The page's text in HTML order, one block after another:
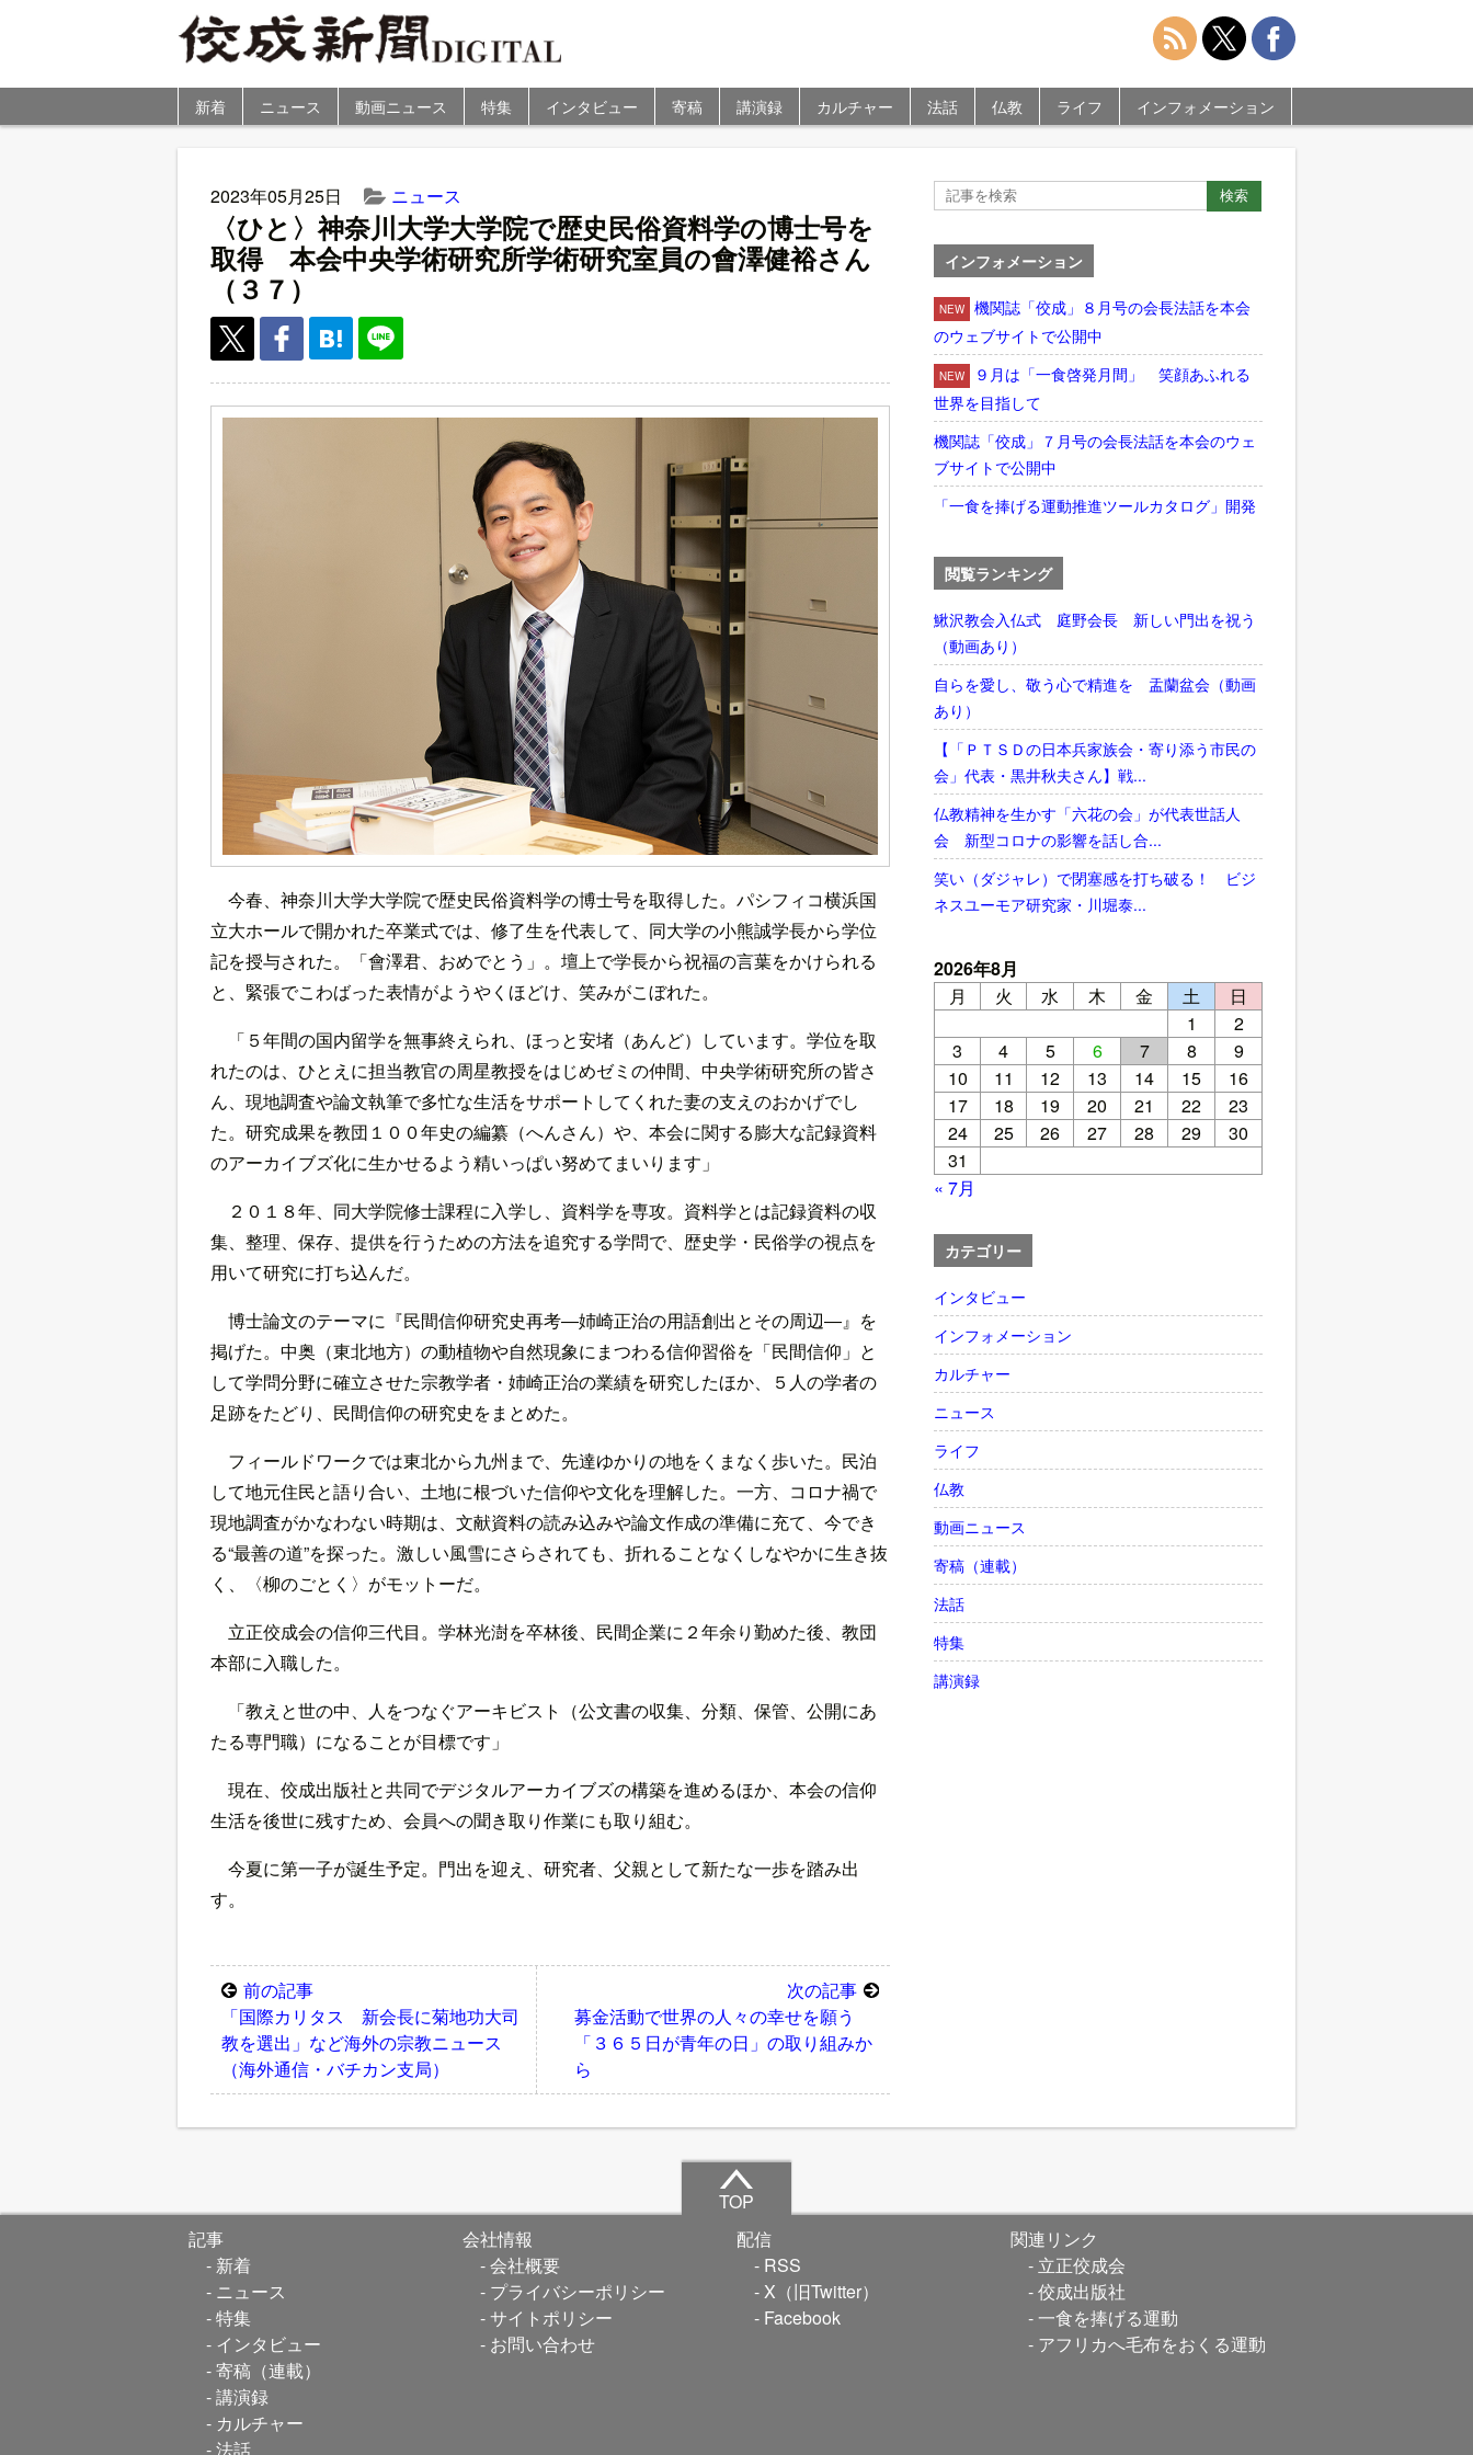
新着 ニュース 動画ニュース 特集 インタビュー 寄稿 講演録 カルチャー 法話 仏教 ライフ インフォメーション
2023年05月25日 ニュース
〈ひと〉神奈川大学大学院で歴史民俗資料学の博士号を
取得 本会中央学術研究所学術研究室員の會澤健裕さん
（３７）
今春、神奈川大学大学院で歴史民俗資料学の博士号を取得した。パシフィコ横浜国
立大ホールで開かれた卒業式では、修了生を代表して、同大学の小熊誠学長から学位
記を授与された。
「會澤君、おめでとう」。壇上で学長から祝福の言葉をかけられる
と、緊張でこわばった表情がようやくほどけ、笑みがこぼれた。
「５年間の国内留学を無事終えられ、ほっと安堵（あんど）しています。学位を取
れたのは、ひとえに担当教官の周星教授をはじめゼミの仲間、中央学術研究所の皆さ
ん、現地調査や論文執筆で多忙な生活をサポートしてくれた妻の支えのおかげでし
た。研究成果を教団１００年史の編纂（へんさん）や、本会に関する膨大な記録資料
のアーカイブズ化に生かせるよう精いっぱい努めてまいります」
２０１８年、同大学院修士課程に入学し、資料学を専攻。資料学とは記録資料の収
集、整理、保存、提供を行うための方法を追究する学問で、歴史学・民俗学の視点を
用いて研究に打ち込んだ。
博士論文のテーマに『民間信仰研究史再考―姉崎正治の用語創出とその周辺―』を
掲げた。中奥（東北地方）の動植物や自然現象にまつわる信仰習俗を「民間信仰」と
して学問分野に確立させた宗教学者・姉崎正治の業績を研究したほか、５人の学者の
足跡をたどり、民間信仰の研究史をまとめた。
フィールドワークでは東北から九州まで、先達ゆかりの地をくまなく歩いた。民泊
して地元住民と語り合い、土地に根づいた信仰や文化を理解した。一方、コロナ禍で
現地調査がかなわない時期は、文献資料の読み込みや論文作成の準備に充て、今でき
る“最善の道”を探った。激しい風雪にさらされても、折れることなくしなやかに生き抜
く、〈柳のごとく〉がモットーだ。
立正佼成会の信仰三代目。学林光澍を卒林後、民間企業に２年余り勤めた後、教団
本部に入職した。
「教えと世の中、人をつなぐアーキビスト（公文書の収集、分類、保管、公開にあ
たる専門職）になることが目標です」
現在、佼成出版社と共同でデジタルアーカイブズの構築を進めるほか、本会の信仰
生活を後世に残すため、会員への聞き取り作業にも取り組む。
今夏に第一子が誕生予定。門出を迎え、研究者、父親として新たな一歩を踏み出
す。
前の記事
「国際カリタス 新会長に菊地功大司
教を選出」など海外の宗教ニュース
（海外通信・バチカン支局）
次の記事
募金活動で世界の人々の幸せを願う
「３６５日が青年の日」の取り組みか
ら
インフォメーション
NEW
機関誌「佼成」８月号の会長法話を本会
のウェブサイトで公開中
NEW
９月は「一食啓発月間」 笑顔あふれる
世界を目指して
機関誌「佼成」７月号の会長法話を本会のウェ
ブサイトで公開中
「一食を捧げる運動推進ツールカタログ」開発
閲覧ランキング
鰍沢教会入仏式 庭野会長 新しい門出を祝う
（動画あり）
自らを愛し、敬う心で精進を 盂蘭盆会（動画
あり）
【「ＰＴＳＤの日本兵家族会・寄り添う市民の
会」代表・黒井秋夫さん】戦...
仏教精神を生かす「六花の会」が代表世話人
会 新型コロナの影響を話し合...
笑い（ダジャレ）で閉塞感を打ち破る！ ビジ
ネスユーモア研究家・川堀泰...
2026年8月
月
火 水 木 金 土
日
1
2
3
4 5 6 7 8
9
10
11 12 13 14 15
16
17
18 19 20 21 22
23
24
25 26 27 28 29
30
31
« 7月
カテゴリー
インタビュー
インフォメーション
カルチャー
ニュース
ライフ
仏教
動画ニュース
寄稿（連載）
法話
特集
講演録
TOP
記事
新着
ニュース
特集
インタビュー
寄稿（連載）
講演録
カルチャー
法話
会社情報
会社概要
プライバシーポリシー
サイトポリシー
お問い合わせ
配信
RSS
X（旧Twitter）
Facebook
関連リンク
立正佼成会
佼成出版社
一食を捧げる運動
アフリカへ毛布をおくる運動